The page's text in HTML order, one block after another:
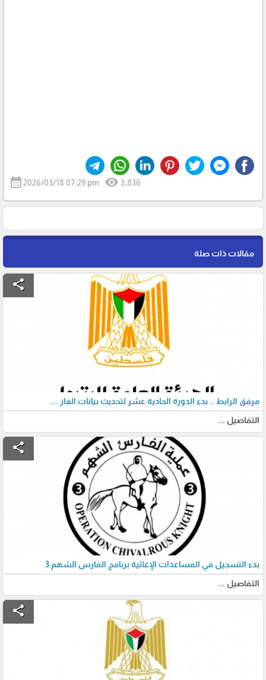
calendar_month2026/03/18 07:29 pm visibility 3,836
مقالات ذات صلة
share
مرفق الرابط .. بدء الدورة الحادية عشر لتحديث بيانات الغاز ...
التفاصيل ...
share
بدء التسجيل في المساعدات الإغاثية برنامج الفارس الشهم 3
التفاصيل ...
share